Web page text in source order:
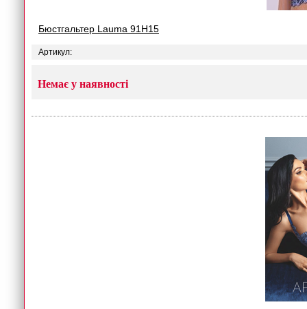
Бюстгальтер Lauma 91H15
Артикул:
Немає у наявності